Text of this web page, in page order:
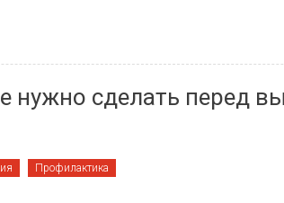
нужно сделать перед
Профилактика